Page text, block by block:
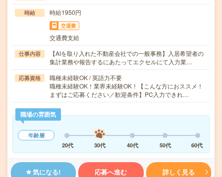
時給 時給1950円
交通費
交通費支給
仕事内容
【AIを取り入れた不動産会社での一般事務】入居希望者の
集計業務や報告するにあたってエクセルにて入力業…
応募資格
職種未経験OK / 英語力不要
職種未経験OK！業界未経験OK！【こんな方におススメ！
まずはご応募ください／歓迎条件】PC入力できれ…
職場の雰囲気
年齢層
20代
30代 40代 50代 60代
気になる! 応募へ進む 詳しく見る